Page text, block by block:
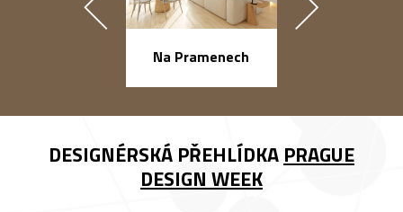
Na Pramenech
DESIGNÉRSKÁ PŘEHLÍDKA PRAGUE
DESIGN WEEK